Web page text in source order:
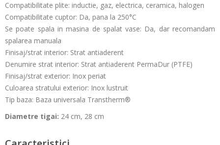
Compatibilitate plite: inductie, gaz, electrica, ceramica, halogen
Compatibilitate cuptor: Da, pana la 250°C
Se poate spala in masina de spalat vase: Da, dar recomandam
spalarea manuala
Finisaj/strat interior: Strat antiaderent
Denumire strat interior: Strat antiaderent PermaDur (PTFE)
Finisaj/strat exterior: Inox periat
Culoarea stratului exterior: Inox lustruit
Tip baza: Baza universala Transtherm®
Diametre tigai: 24 cm, 28 cm